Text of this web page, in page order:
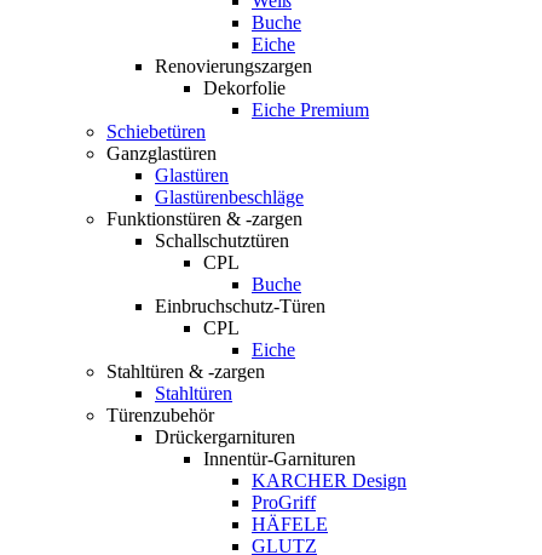
Buche
Eiche
Renovierungszargen
Dekorfolie
Eiche Premium
Schiebetüren
Ganzglastüren
Glastüren
Glastürenbeschläge
Funktionstüren & -zargen
Schallschutztüren
CPL
Buche
Einbruchschutz-Türen
CPL
Eiche
Stahltüren & -zargen
Stahltüren
Türenzubehör
Drückergarnituren
Innentür-Garnituren
KARCHER Design
ProGriff
HÄFELE
GLUTZ